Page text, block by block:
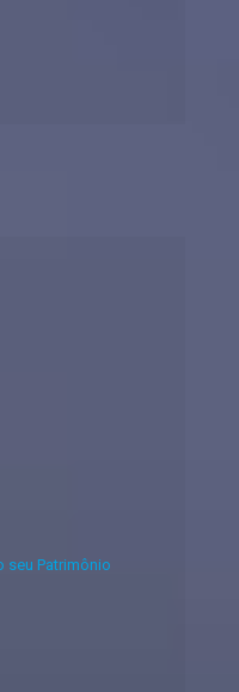
seu Patrimônio